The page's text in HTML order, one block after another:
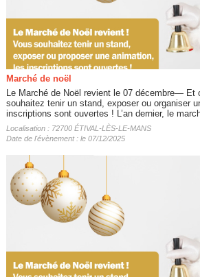
Marché de noël
Le Marché de Noël revient le 07 décembre—
souhaitez tenir un stand, exposer ou organiser
inscriptions sont ouvertes ! L’an dernier, le
Localisation : 72700 ÉTIVAL-LÈS-LE-MANS
Date de l'évènement : le 07/12/2025